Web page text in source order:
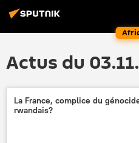
Actus du
La France, complice du
rwandais?